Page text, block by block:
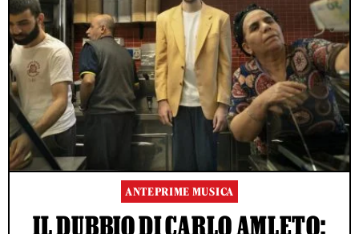
ANTEPRIME MUSICA
IL DUBBIO DI CARLO AMLETO: